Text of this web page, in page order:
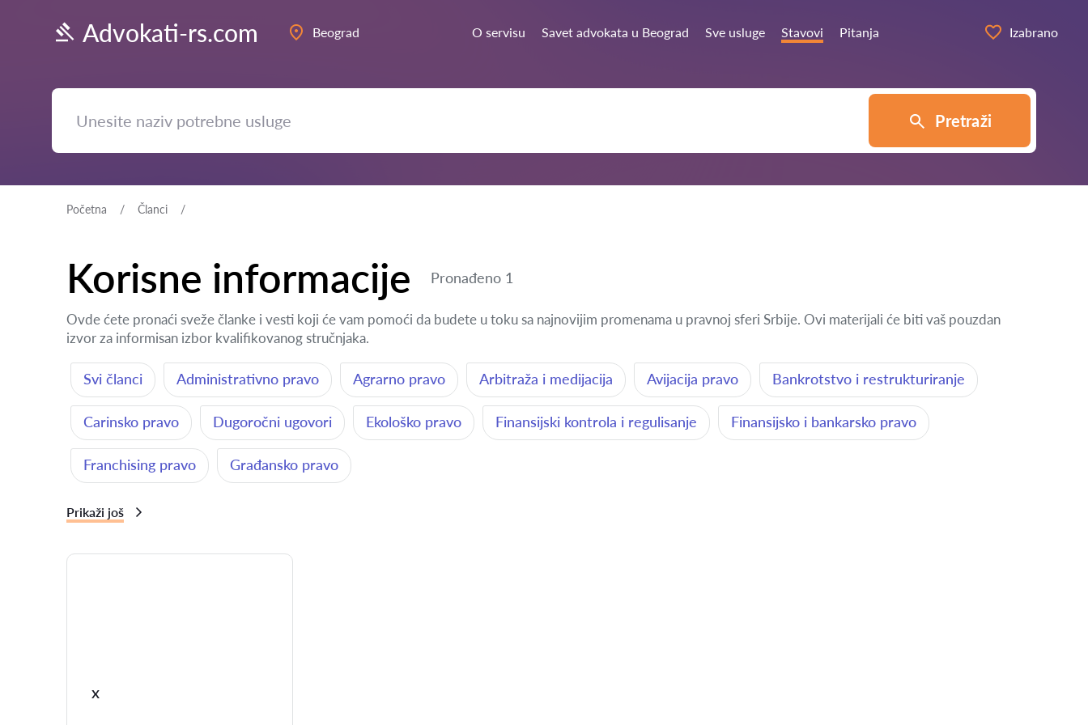
Advokati-rs.com Beograd O servisu Savet advokata u Beograd Sve usluge Stavovi Pitanja Izabrano
Pretraži
Početna Članci
Korisne informacije Pronađeno 1
Ovde ćete pronaći sveže članke i vesti koji će vam pomoći da budete u toku sa najnovijim promenama u pravnoj sferi Srbije. Ovi materijali će biti vaš pouzdan
izvor za informisan izbor kvalifikovanog stručnjaka.
Svi članci Administrativno pravo Agrarno pravo Arbitraža i medijacija Avijacija pravo Bankrotstvo i restrukturiranje
Carinsko pravo Dugoročni ugovori Ekološko pravo Finansijski kontrola i regulisanje Finansijsko i bankarsko pravo
Franchising pravo Građansko pravo
Prikaži još
x